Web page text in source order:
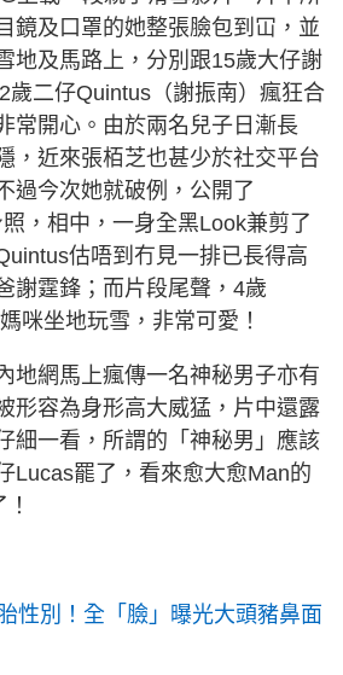
鏡及口罩的她整張臉包到冚，並
地及馬路上，分別跟15歲大仔謝
歲二仔Quintus（謝振南）瘋狂合
常開心。由於兩名兒子日漸長
，近來張栢芝也甚少於社交平台
過今次她就破例，公開了
，相中，一身全黑Look兼剪了
估唔到冇見一排已長得高
謝霆鋒；而片段尾聲，4歲
咪坐地玩雪，非常可愛！
地網馬上瘋傳一名神秘男子亦有
形容為身形高大威猛，片中還露
細一看，所謂的「神秘男」應該
Lucas罷了，看來愈大愈Man的
性別！全「臉」曝光大頭豬鼻面